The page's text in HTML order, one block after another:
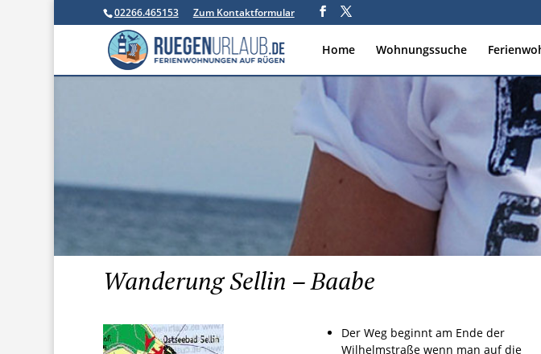
02266.465153 Zum Kontaktformular
Home Wohnungssuche
Wanderung Sellin – Baabe
Der Weg beginnt am Ende der
Wilhelmstraße wenn man auf die